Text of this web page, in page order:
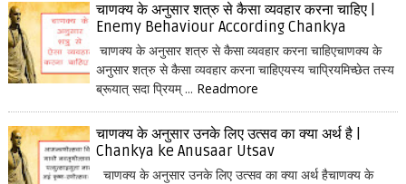
चाणक्य के अनुसार शत्रु से कैसा व्यवहार करना चाहिए |
Enemy Behaviour According Chankya
चाणक्य के अनुसार शत्रु से कैसा व्यवहार करना चाहिएचाणक्य के
अनुसार शत्रु से कैसा व्यवहार करना चाहिएयस्य चाप्रियमिच्छेत तस्य
ब्रूयात् सदा प्रियम् ... Readmore
चाणक्य के अनुसार उनके लिए उत्सव का क्या अर्थ है |
Chankya ke Anusaar Utsav
चाणक्य के अनुसार उनके लिए उत्सव का क्या अर्थ हैचाणक्य के